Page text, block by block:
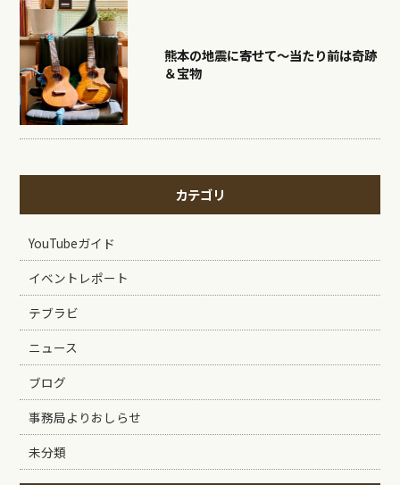
熊本の地震に寄せて〜当たり前は奇跡
＆宝物
カテゴリ
YouTubeガイド
イベントレポート
テブラビ
ニュース
ブログ
事務局よりおしらせ
未分類